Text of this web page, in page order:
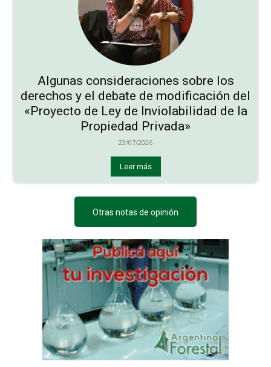
Algunas consideraciones sobre los
derechos y el debate de modificación del
«Proyecto de Ley de Inviolabilidad de la
Propiedad Privada»
23/07/2026
Leer más
Otras notas de opinión